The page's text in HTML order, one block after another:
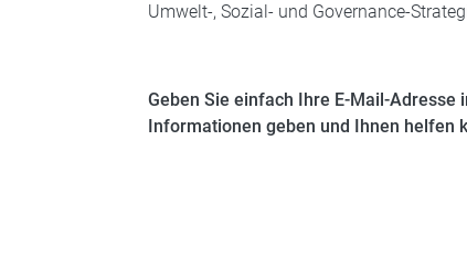
Umwelt-, Sozial- und Governance-
Geben Sie einfach Ihre E-Mail-
Informationen geben und Ihnen helfen